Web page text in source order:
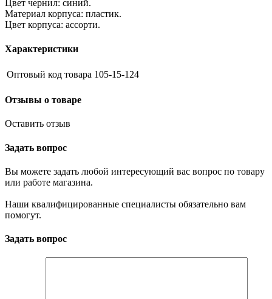
Цвет чернил: синий.
Материал корпуса: пластик.
Цвет корпуса: ассорти.
Характеристики
Оптовый код товара 105-15-124
Отзывы о товаре
Оставить отзыв
Задать вопрос
Вы можете задать любой интересующий вас вопрос по товару
или работе магазина.
Наши квалифицированные специалисты обязательно вам
помогут.
Задать вопрос